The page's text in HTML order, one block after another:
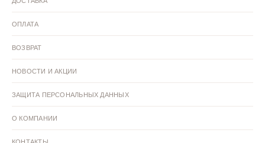
Велюровые закрытые туфли
Закрытые туфли 41 размер Закрытые туфли 40 размер
Закрытые туфли 39 размер
ОПЛАТА
ВОЗВРАТ
НОВОСТИ И АКЦИИ
ЗАЩИТА ПЕРСОНАЛЬНЫХ ДАННЫХ
О КОМПАНИИ
КОНТАКТЫ